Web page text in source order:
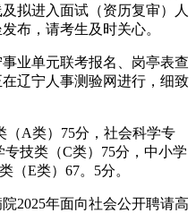
拟进入面试（资历复审）人
布，请考生及时关心。
业单元联考报名、岗亭表查
辽宁人事测验网进行，细致
A类）75分，社会科学专
技类（C类）75分，中小学
（E类）67。5分。
年面向社会公开聘请高